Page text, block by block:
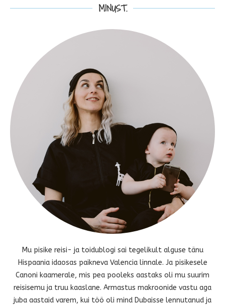
MINUST.
Mu pisike reisi- ja toidublogi sai tegelikult alguse tänu
Hispaania idaosas paikneva Valencia linnale. Ja pisikesele
Canoni kaamerale, mis pea pooleks aastaks oli mu suurim
reisisemu ja truu kaaslane. Armastus makroonide vastu aga
juba aastaid varem, kui töö oli mind Dubaisse lennutanud ja